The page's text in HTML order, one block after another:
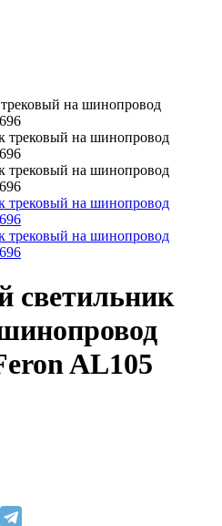
на шинопровод
светильник
AL105